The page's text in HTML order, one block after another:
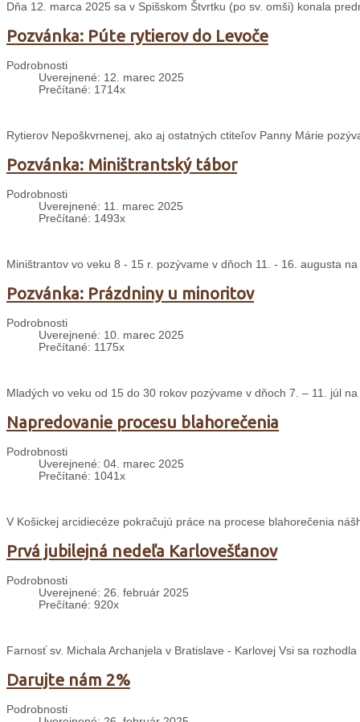
Dňa 12. marca 2025 sa v Spišskom Štvrtku (po sv. omši) konala
Pozvánka: Púte rytierov do Levoče
Podrobnosti
Uverejnené: 12. marec 2025
Prečítané: 1714x
Rytierov Nepoškvrnenej, ako aj ostatných ctiteľov Panny Márie
Pozvánka: Miništrantský tábor
Podrobnosti
Uverejnené: 11. marec 2025
Prečítané: 1493x
Miništrantov vo veku 8 - 15 r. pozývame v dňoch 11. - 16. augusta
Pozvánka: Prázdniny u minoritov
Podrobnosti
Uverejnené: 10. marec 2025
Prečítané: 1175x
Mladých vo veku od 15 do 30 rokov pozývame v dňoch 7. – 11. júl
Napredovanie procesu blahorečenia
Podrobnosti
Uverejnené: 04. marec 2025
Prečítané: 1041x
V Košickej arcidiecéze pokračujú práce na procese blahorečenia
Prvá jubilejná nedeľa Karlovešťanov
Podrobnosti
Uverejnené: 26. február 2025
Prečítané: 920x
Farnosť sv. Michala Archanjela v Bratislave - Karlovej Vsi sa
Darujte nám 2%
Podrobnosti